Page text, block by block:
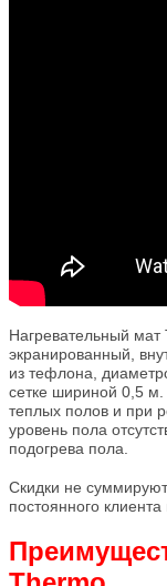
Нагревательный мат
экранированный,
из тефлона,
сетке шириной 0,5 м.
теплых полов и при
уровень пола
подогрева пола.
Скидки не
постоянного